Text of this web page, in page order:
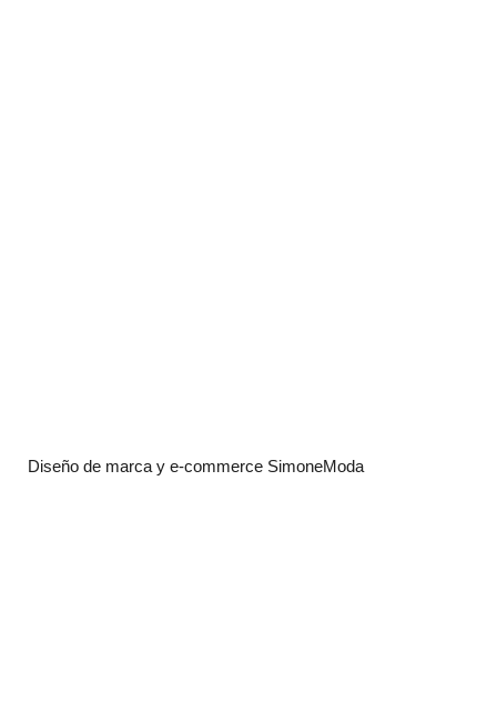
Diseño de marca y e-commerce SimoneModa